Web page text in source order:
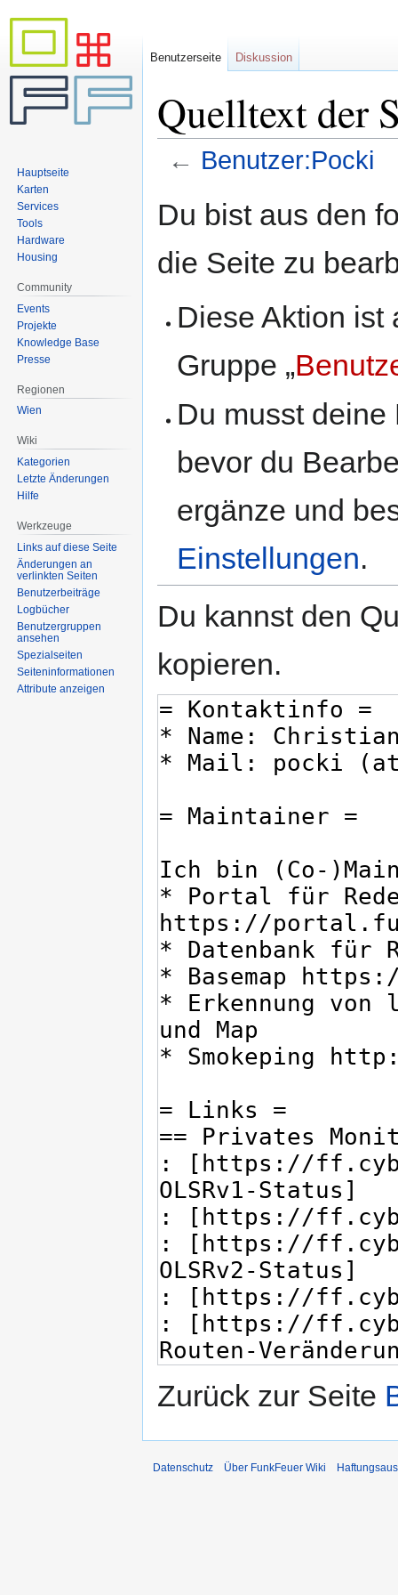
Quelltext der
← Benutzer:Pocki
Navigation
Suche
Du bist aus den
die Seite zu
Diese Aktion ist
Gruppe „
Du musst
bevor du
ergänze und
Einstellungen.
Du kannst den
kopieren.
Zurück zur Seite
Benutzerseite Diskussion
Hauptseite
Karten
Services
Tools
Hardware
Housing
Community
Events
Projekte
Knowledge Base
Presse
Regionen
Wien
Wiki
Kategorien
Letzte Änderungen
Hilfe
Werkzeuge
Links auf diese Seite
Änderungen an
verlinkten Seiten
Benutzerbeiträge
Logbücher
Benutzergruppen
ansehen
Spezialseiten
Seiten­informationen
Attribute anzeigen
Datenschutz Über FunkFeuer Wiki